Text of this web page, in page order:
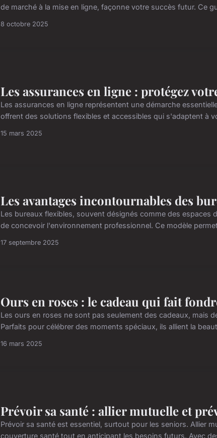
de marché à la mise en ligne, façonne votre succès futur. Ce
8 octobre 2025
Les assurances en ligne : protégez
Les assurances en ligne représentent une démarche
offrent des solutions flexibles et accessibles qui s'adaptent à
15 mars 2025
Les avantages incontournables des
Les bureaux flexibles, souvent désignés comme des espaces
de concevoir l'environnement professionnel. Ce modèle
17 septembre 2025
Ours en roses : le cadeau qui fait
Les ours en roses ne sont pas seulement des cadeaux, mais
Parfaits pour célébrer des moments spéciaux, ils allient la
16 mars 2025
Prévoir sa santé : allier mutuelle et
Prévoir sa santé est essentiel, surtout pour les seniors. Allier
couverture santé tout en anticipant les besoins futurs. Avec